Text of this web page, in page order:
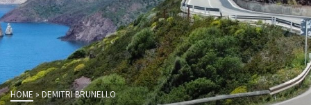
HOME» DEMITRI BRUNELLO